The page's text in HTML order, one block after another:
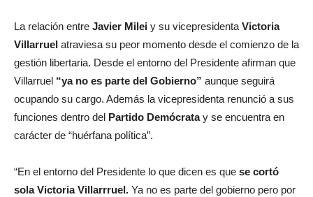
La relación entre Javier Milei y su vicepresidentaVictoria
Villarruel atraviesa su peor momento desde el comienzo de la
gestión libertaria. Desde el entorno del Presidente afirman que
Villarruel “ya no es parte del Gobierno” aunque seguirá
ocupando su cargo. Además la vicepresidenta renunció a sus
funciones dentro del Partido Demócratay se encuentra en
carácter de “huérfana política”.
“En el entorno del Presidente lo que dicen es que se cortó
sola Victoria Villarrruel. Ya no es parte del gobierno pero por